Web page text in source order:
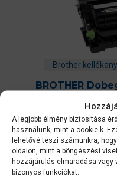
A legjobb élmény biztosítása
használunk, mint a cookie-k.
lehetővé teszi számunkra,
oldalon, mint a böngészési
hozzájárulás elmaradása
bizonyos funkciókat.
Brother
BROTHER
0
a
z
5
-